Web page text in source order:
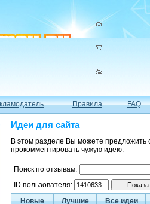
Правила FAQ
Идеи для сайта
В этом разделе Вы можете
прокомментировать чужую идею.
Поиск по отзывам:
ID пользователя:
Новые
Лучшие Все идеи